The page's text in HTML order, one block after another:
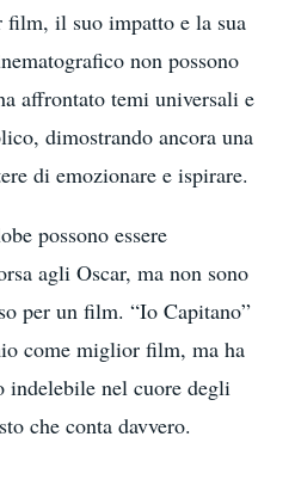
il suo impatto e la sua
non possono
affrontato temi universali e
dimostrando ancora una
di emozionare e ispirare.
possono essere
agli Oscar, ma non sono
per un film. “Io Capitano”
come miglior film, ma ha
indelebile nel cuore degli
che conta davvero.